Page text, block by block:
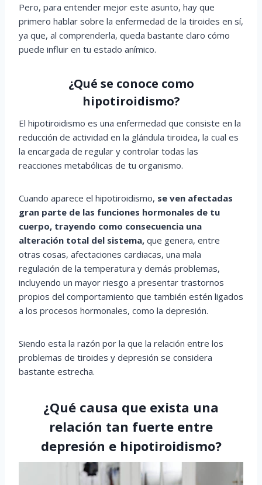
Pero, para entender mejor este asunto, hay que
primero hablar sobre la enfermedad de la tiroides en sí,
ya que, al comprenderla, queda bastante claro cómo
puede influir en tu estado anímico.
¿Qué se conoce como
hipotiroidismo?
El hipotiroidismo es una enfermedad que consiste en la
reducción de actividad en la glándula tiroidea, la cual es
la encargada de regular y controlar todas las
reacciones metabólicas de tu organismo.
Cuando aparece el hipotiroidismo, se ven afectadas
gran parte de las funciones hormonales de tu
cuerpo, trayendo como consecuencia una
alteración total del sistema, que genera, entre
otras cosas, afectaciones cardiacas, una mala
regulación de la temperatura y demás problemas,
incluyendo un mayor riesgo a presentar trastornos
propios del comportamiento que también estén ligados
a los procesos hormonales, como la depresión.
Siendo esta la razón por la que la relación entre los
problemas de tiroides y depresión se considera
bastante estrecha.
¿Qué causa que exista una
relación tan fuerte entre
depresión e hipotiroidismo?